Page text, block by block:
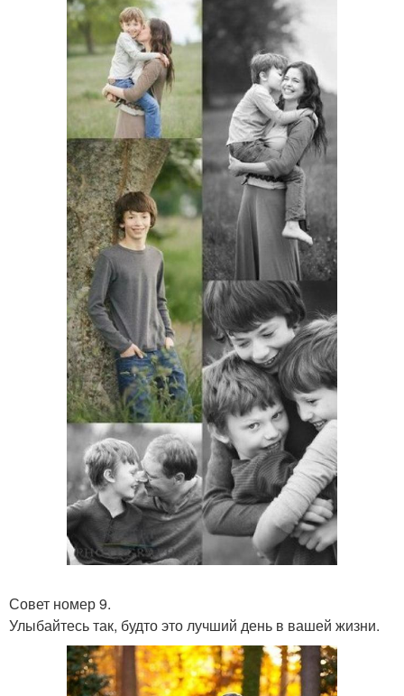
Совет номер 9.
Улыбайтесь так, будто это лучший день в вашей жизни.